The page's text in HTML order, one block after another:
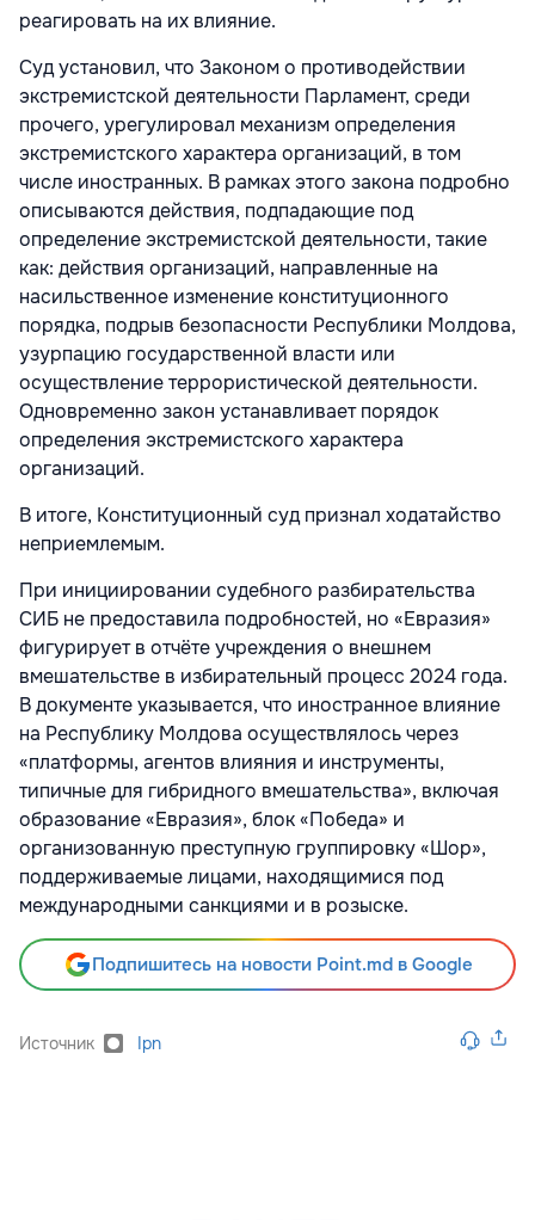
реагировать на их влияние.
Суд установил, что Законом о противодействии
экстремистской деятельности Парламент, среди
прочего, урегулировал механизм определения
экстремистского характера организаций, в том
числе иностранных. В рамках этого закона подробно
описываются действия, подпадающие под
определение экстремистской деятельности, такие
как: действия организаций, направленные на
насильственное изменение конституционного
порядка, подрыв безопасности Республики Молдова,
узурпацию государственной власти или
осуществление террористической деятельности.
Одновременно закон устанавливает порядок
определения экстремистского характера
организаций.
В итоге, Конституционный суд признал ходатайство
неприемлемым.
При инициировании судебного разбирательства
СИБ не предоставила подробностей, но «Евразия»
фигурирует в отчёте учреждения о внешнем
вмешательстве в избирательный процесс 2024 года.
В документе указывается, что иностранное влияние
на Республику Молдова осуществлялось через
«платформы, агентов влияния и инструменты,
типичные для гибридного вмешательства», включая
образование «Евразия», блок «Победа» и
организованную преступную группировку «Шор»,
поддерживаемые лицами, находящимися под
международными санкциями и в розыске.
Подпишитесь на новости Point.md в Google
Источник Ipn